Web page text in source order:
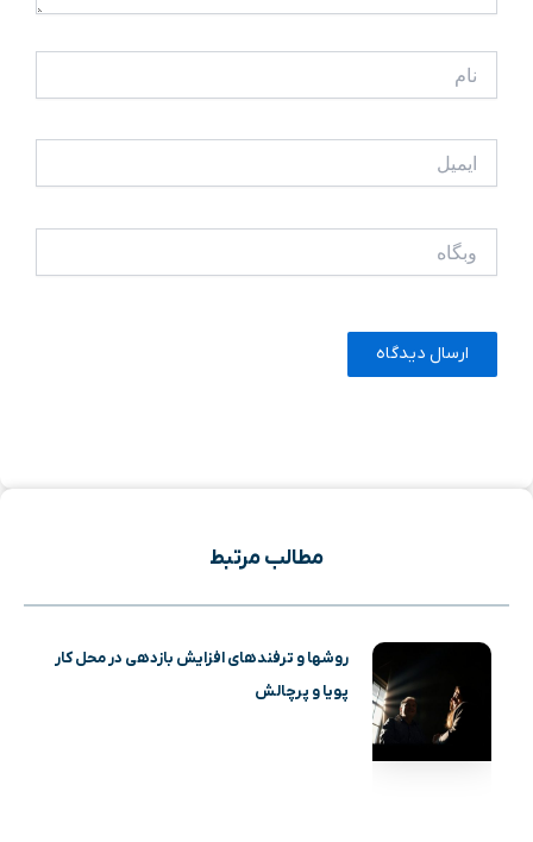
مطالب مرتبط
روشها و ترفندهای افزایش بازدهی در محل کار
پویا و پرچالش